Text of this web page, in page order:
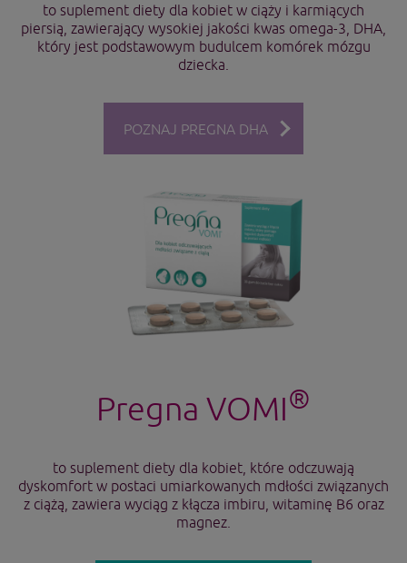
to suplement diety dla kobiet w ciąży i karmiących
piersią, zawierający wysokiej jakości kwas omega-3, DHA,
który jest podstawowym budulcem komórek mózgu
dziecka.
POZNAJ PREGNA DHA
Pregna VOMI®
to suplement diety dla kobiet, które odczuwają
dyskomfort w postaci umiarkowanych mdłości związanych
z ciążą, zawiera wyciąg z kłącza imbiru, witaminę B6 oraz
magnez.